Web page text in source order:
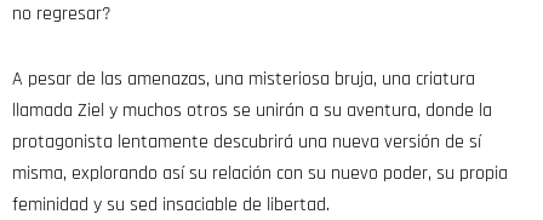
no regresar?
A pesar de las amenazas, una misteriosa bruja, una criatura
llamada Ziel y muchos otros se unirán a su aventura, donde la
protagonista lentamente descubrirá una nueva versión de sí
misma, explorando así su relación con su nuevo poder, su propia
feminidad y su sed insaciable de libertad.